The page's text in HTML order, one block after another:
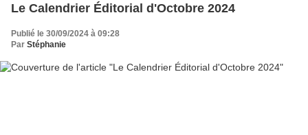
Le Calendrier Éditorial d'Octobre 2024
Publié le 30/09/2024 à 09:28
Par Stéphanie